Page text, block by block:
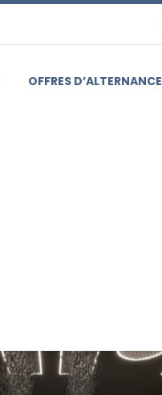
OFFRES D’ALTERNANCE